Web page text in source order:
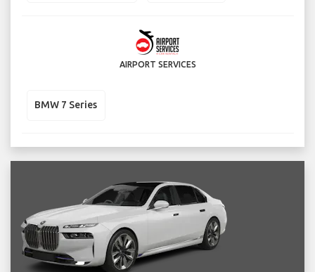
AIRPORT SERVICES
BMW 7 Series